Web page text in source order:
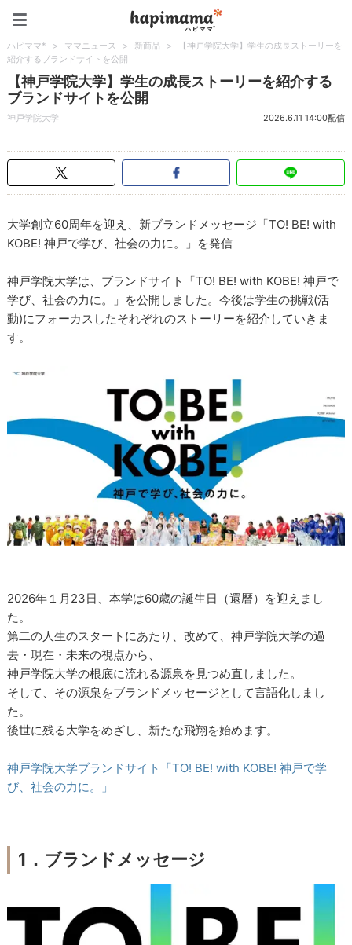
ハピママ* > ママニュース > 新商品 >
【神戸学院大学】学生の成長ストーリーを
紹介するブランドサイトを公開
【神戸学院大学】学生の成長ストーリーを紹介する
ブランドサイトを公開
神戸学院大学 2026.6.11 14:00配信
大学創立60周年を迎え、新ブランドメッセージ「TO! BE! with
KOBE! 神戸で学び、社会の力に。」を発信
神戸学院大学は、ブランドサイト「TO! BE! with KOBE! 神戸で
学び、社会の力に。」を公開しました。今後は学生の挑戦(活
動)にフォーカスしたそれぞれのストーリーを紹介していきま
す。
2026年１月23日、本学は60歳の誕生日（還暦）を迎えまし
た。
第二の人生のスタートにあたり、改めて、神戸学院大学の過
去・現在・未来の視点から、
神戸学院大学の根底に流れる源泉を見つめ直しました。
そして、その源泉をブランドメッセージとして言語化しまし
た。
後世に残る大学をめざし、新たな飛翔を始めます。
神戸学院大学ブランドサイト
「TO! BE! with KOBE! 神戸で学
び、社会の力に。」
1．ブランドメッセージ